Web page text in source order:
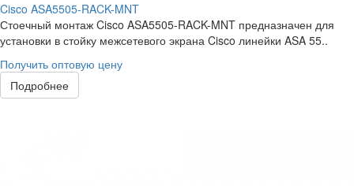
Cisco ASA5505-RACK-MNT
Стоечный монтаж Cisco ASA5505-RACK-MNT предназначен для
установки в стойку межсетевого экрана Cisco линейки ASA 55..
Получить оптовую цену
Подробнее